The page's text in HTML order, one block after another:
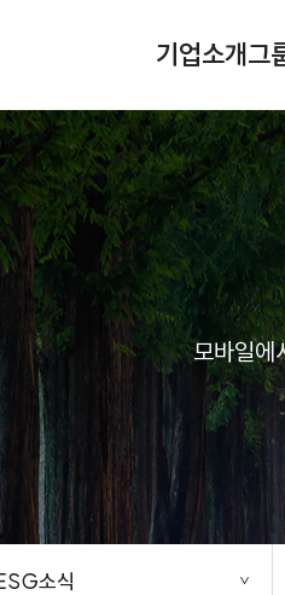
기업소개그
모바일에
소식